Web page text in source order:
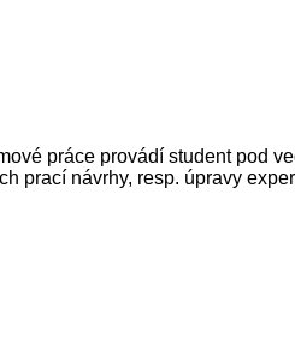
práce provádí student pod
prací návrhy, resp. úpravy